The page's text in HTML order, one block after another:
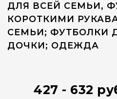
ДЛЯ ВСЕЙ СЕМЬИ,
КОРОТКИМИ
СЕМЬИ; ФУТБОЛКИ
ДОЧКИ; ОДЕЖДА
427 - 632